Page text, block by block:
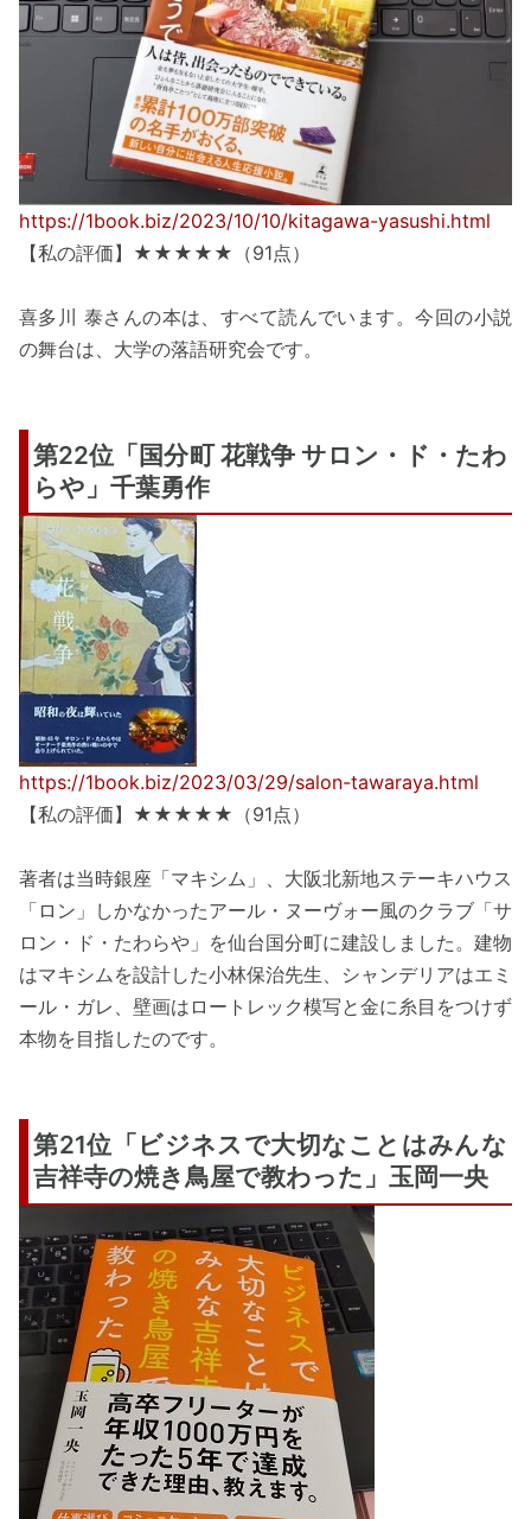
https://1book.biz/2023/10/10/kitagawa-yasushi.html
【私の評価】★★★★★（91点）
喜多川 泰さんの本は、すべて読んでいます。今回の小説
の舞台は、大学の落語研究会です。
第22位「国分町 花戦争 サロン・ド・たわ
らや」千葉勇作
https://1book.biz/2023/03/29/salon-tawaraya.html
【私の評価】★★★★★（91点）
著者は当時銀座「マキシム」、大阪北新地ステーキハウス
「ロン」しかなかったアール・ヌーヴォー風のクラブ「サ
ロン・ド・たわらや」を仙台国分町に建設しました。建物
はマキシムを設計した小林保治先生、シャンデリアはエミ
ール・ガレ、壁画はロートレック模写と金に糸目をつけず
本物を目指したのです。
第21位「ビジネスで大切なことはみんな
吉祥寺の焼き鳥屋で教わった」玉岡一央